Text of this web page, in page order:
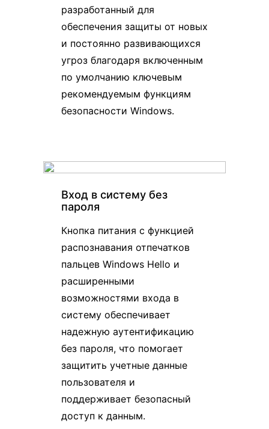
разработанный для
обеспечения защиты от новых
и постоянно развивающихся
угроз благодаря включенным
по умолчанию ключевым
рекомендуемым функциям
безопасности Windows.
Вход в систему без
пароля
Кнопка питания с функцией
распознавания отпечатков
пальцев Windows Hello и
расширенными
возможностями входа в
систему обеспечивает
надежную аутентификацию
без пароля, что помогает
защитить учетные данные
пользователя и
поддерживает безопасный
доступ к данным.